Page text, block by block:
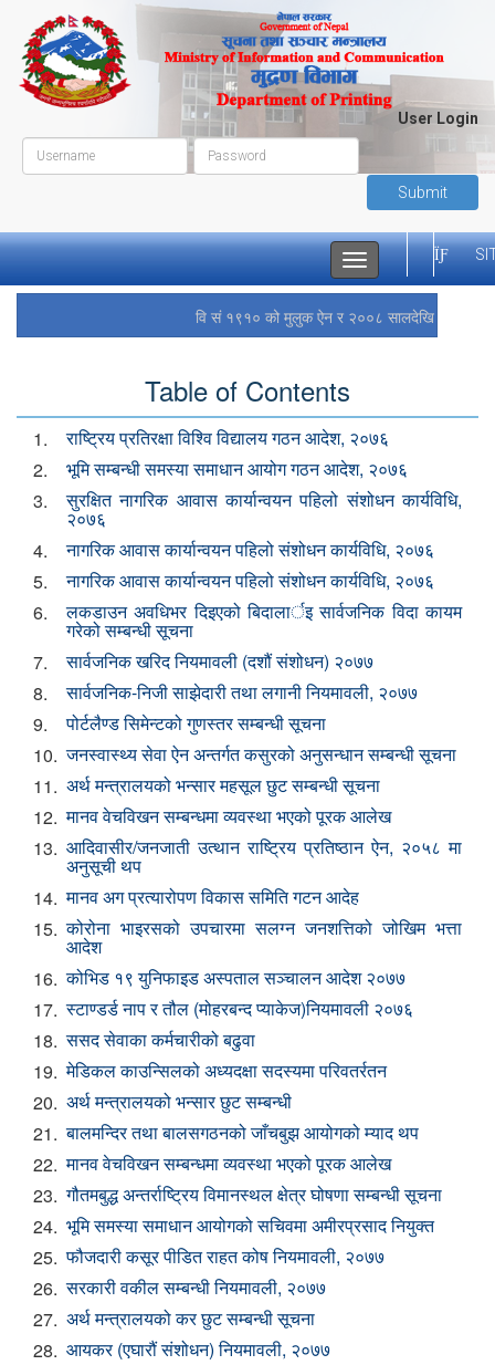
User Login
Submit
Toggle
navigation
वि सं १९१० को मुलुक ऐन र २००८ सालदेखि नेपाल सरकार
Table of Contents
1.
राष्ट्रिय प्रतिरक्षा विश्वि विद्यालय गठन आदेश, २०७६
2.
भूमि सम्बन्धी समस्या समाधान आयोग गठन आदेश, २०७६
3.
सुरक्षित नागरिक आवास कार्यान्वयन पहिलो संशोधन कार्यविधि,
२०७६
4.
नागरिक आवास कार्यान्वयन पहिलो संशोधन कार्यविधि, २०७६
5.
नागरिक आवास कार्यान्वयन पहिलो संशोधन कार्यविधि, २०७६
6.
लकडाउन अवधिभर दिइएको बिदालार्इ सार्वजनिक विदा कायम
गरेको सम्बन्धी सूचना
7.
सार्वजनिक खरिद नियमावली (दशौं संशोधन) २०७७
8.
सार्वजनिक-निजी साझेदारी तथा लगानी नियमावली, २०७७
9.
पोर्टलैण्ड सिमेन्टको गुणस्तर सम्बन्धी सूचना
10. जनस्वास्थ्य सेवा ऐन अन्तर्गत कसुरको अनुसन्धान सम्बन्धी सूचना
11. अर्थ मन्त्रालयको भन्सार महसूल छुट सम्बन्धी सूचना
12. मानव वेचविखन सम्बन्धमा व्यवस्था भएको पूरक आलेख
13. आदिवासीर/जनजाती उत्थान राष्ट्रिय प्रतिष्ठान ऐन, २०५८ मा
अनुसूची थप
14. मानव अग‌ प्रत्यारोपण विकास समिति गटन आदेह
15. कोरोना भाइरसको उपचारमा स‌लग्न जनशत्तिको जोखिम भत्ता
आदेश
16. कोभिड १९ युनिफाइड अस्पताल सञ्चालन आदेश २०७७
17. स्टाण्डर्ड नाप र तौल (मोहरबन्द प्याकेज)नियमावली २०७६
18. स‌सद सेवाका कर्मचारीको बढुवा
19. मेडिकल काउन्सिलको अध्यदक्षा सदस्यमा परिवतर्रतन
20. अर्थ मन्त्रालयको भन्सार छुट सम्बन्धी
21. बालमन्दिर तथा बालस‌गठनको जाँचबुझ आयोगको म्याद थप
22. मानव वेचविखन सम्बन्धमा व्यवस्था भएको पूरक आलेख
23. गौतमबुद्ध अन्तर्राष्ट्रिय विमानस्थल क्षेत्र घोषणा सम्बन्धी सूचना
24. भूमि समस्या समाधान आयोगको सचिवमा अमीरप्रसाद नियुक्त
25. फौजदारी कसूर पीडित राहत कोष नियमावली, २०७७
26. सरकारी वकील सम्बन्धी नियमावली, २०७७
27. अर्थ मन्त्रालयको कर छुट सम्बन्धी सूचना
28. आयकर (एघारौं संशोधन) नियमावली, २०७७